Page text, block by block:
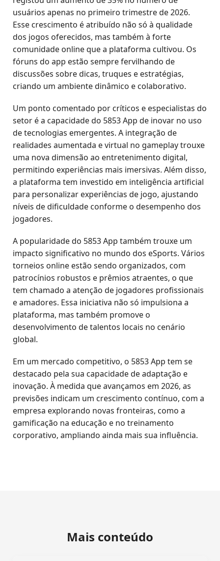
usuários apenas no primeiro trimestre de 2026.
Esse crescimento é atribuído não só à qualidade
dos jogos oferecidos, mas também à forte
comunidade online que a plataforma cultivou. Os
fóruns do app estão sempre fervilhando de
discussões sobre dicas, truques e estratégias,
criando um ambiente dinâmico e colaborativo.
Um ponto comentado por críticos e especialistas do
setor é a capacidade do 5853 App de inovar no uso
de tecnologias emergentes. A integração de
realidades aumentada e virtual no gameplay trouxe
uma nova dimensão ao entretenimento digital,
permitindo experiências mais imersivas. Além disso,
a plataforma tem investido em inteligência artificial
para personalizar experiências de jogo, ajustando
níveis de dificuldade conforme o desempenho dos
jogadores.
A popularidade do 5853 App também trouxe um
impacto significativo no mundo dos eSports. Vários
torneios online estão sendo organizados, com
patrocínios robustos e prêmios atraentes, o que
tem chamado a atenção de jogadores profissionais
e amadores. Essa iniciativa não só impulsiona a
plataforma, mas também promove o
desenvolvimento de talentos locais no cenário
global.
Em um mercado competitivo, o 5853 App tem se
destacado pela sua capacidade de adaptação e
inovação. À medida que avançamos em 2026, as
previsões indicam um crescimento contínuo, com a
empresa explorando novas fronteiras, como a
gamificação na educação e no treinamento
corporativo, ampliando ainda mais sua influência.
Mais conteúdo